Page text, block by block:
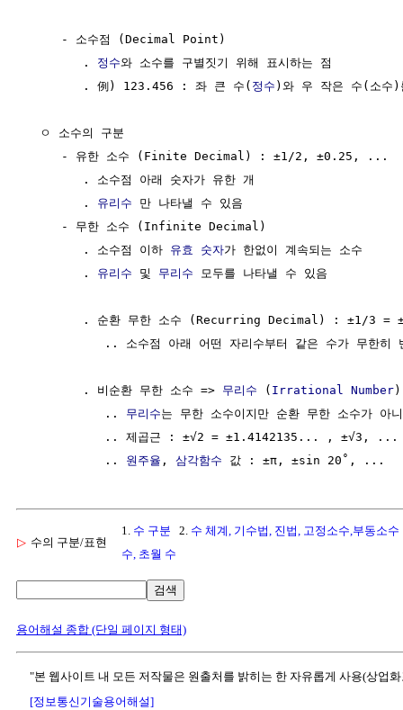
- 소수점 (Decimal Point)
        .
정수와 소수를 구별짓기 위해 표시하는 점
        . 例) 123.456 : 좌 큰 수(
정수 )와 우 작은 수(소수)
  ㅇ 소수의 구분
     - 유한 소수 (Finite Decimal) : ±1/2, ±0.25, ...
        . 소수점 아래 숫자가 유한 개
        .
유리수 만 나타낼 수 있음
     - 무한 소수 (Infinite Decimal)
        . 소수점 이하
유효 숫자가 한없이 계속되는 소수
        .
유리수 및 무리수 모두를 나타낼 수 있음
. 순환 무한 소수 (Recurring Decimal) : ±1/3
.. 소수점 아래 어떤 자리수부터 같은 수가 무한히
        . 비순환 무한 소수 =>
무리수 ( Irrational Number)
           ..
무리수는 무한 소수이지만 순환 무한 소수가 아
           .. 제곱근 : ±√2 = ±1.4142135... , ±√3, ...
           ..
원주율 , 삼각함수
▷ 수의 구분/표현
1. 수 구분 2. 수 체계, 기수법, 진법, 고정소수,부동소수
수, 초월 수
검색
용어해설 종합 (단일 페이지 형태)
"본 웹사이트 내 모든 저작물은 원출처를 밝히는 한 자유롭게 사용(상업
[정보통신기술용어해설]